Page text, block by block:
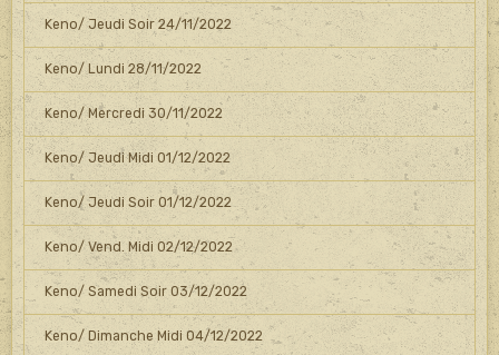
Keno/ Jeudi Soir 24/11/2022
Keno/ Lundi 28/11/2022
Keno/ Mercredi 30/11/2022
Keno/ Jeudi Midi 01/12/2022
Keno/ Jeudi Soir 01/12/2022
Keno/ Vend. Midi 02/12/2022
Keno/ Samedi Soir 03/12/2022
Keno/ Dimanche Midi 04/12/2022